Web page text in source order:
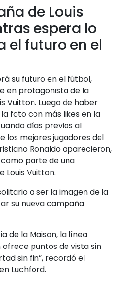
de Louis
espera lo
el futuro en el
su futuro en el fútbol,
en protagonista de la
Vuitton. Luego de haber
foto con más likes en la
días previos al
los mejores jugadores del
Ronaldo aparecieron,
como parte de una
Louis Vuitton.
a ser la imagen de la
su nueva campaña
de la Maison, la línea
ofrece puntos de vista sin
sin fin”, recordó el
Luchford.